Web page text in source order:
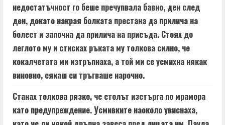
недостатъчност го беше пречупвала бавно, ден след
ден, докато накрая болката престана да прилича на
болест и започна да прилича на присъда. Стоях до
леглото му и стисках ръката му толкова силно, че
кокалчетата ми изтръпнаха, а той ми се усмихна някак
виновно, сякаш си тръгваше нарочно.
Станах толкова рязко, че столът изстърга по мрамора
като предупреждение. Усмивките наоколо увиснаха,